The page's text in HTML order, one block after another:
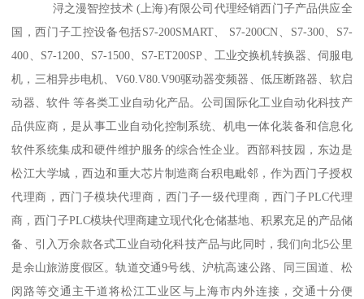
浔之漫智控技术 (上海)有限公司代理经销西门子产品供应全
国，西门子工控设备包括S7-200SMART、 S7-200CN、S7-300、S7-
400、S7-1200、S7-1500、S7-ET200SP、工业交换机转换器、伺服电
机，三相异步电机、V60.V80.V90驱动器变频器、低压断路器、软启
动器、软件 等各类工业自动化产品。公司国际化工业自动化科技产
品供应商，是从事工业自动化控制系统、机电一体化装备和信息化
软件系统集成和硬件维护服务的综合性企业。西部科技园，东边是
松江大学城，西边和重大芯片制造商台积电毗邻，作为西门子授权
代理商，西门子模块代理商，西门子一级代理商，西门子PLC代理
商，西门子PLC模块代理商建立现代化仓储基地、积累充足的产品储
备、引入万余款各式工业自动化科技产品与此同时，我们向北5公里
是余山旅游度假区。轨道交通9号线、沪杭高速公路、同三国道、松
闵路等交通主干道将松江工业区与上海市内外连接，交通十分便